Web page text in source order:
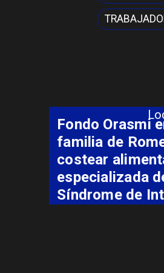
Fondo Orasmi
familia de
costear
especializada
Síndrome de